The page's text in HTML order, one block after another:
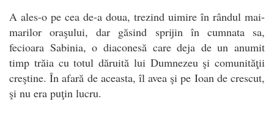
A ales-o pe cea de-a doua, trezind uimire în rândul mai-
marilor oraşului, dar găsind sprijin în cumnata sa,
fecioara Sabinia, o diaconesă care deja de un anumit
timp trăia cu totul dăruită lui Dumnezeu şi comunităţii
creştine. În afară de aceasta, îl avea şi pe Ioan de crescut,
şi nu era puţin lucru.